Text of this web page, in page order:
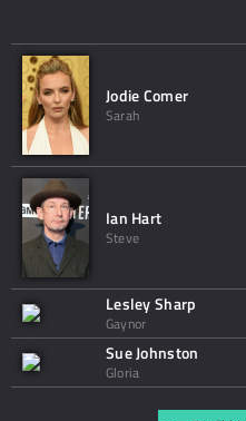
Jodie Comer
Sarah
Ian Hart
Steve
Lesley Sharp
Gaynor
Sue Johnston
Gloria